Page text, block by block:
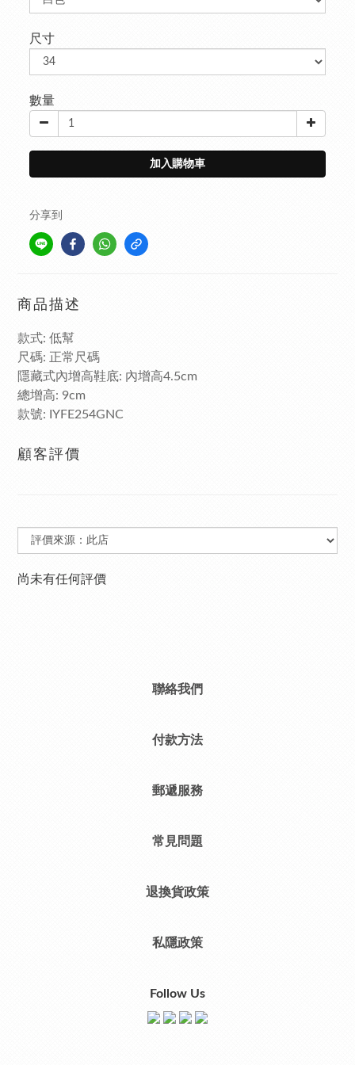
尺寸
數量
加入購物車
分享到
商品描述
款式: 低幫
尺碼: 正常尺碼
隱藏式內增高鞋底: 內增高4.5cm
總增高: 9cm
款號: IYFE254GNC
顧客評價
尚未有任何評價
聯絡我們
付款方法
郵遞服務
常見問題
退換貨政策
私隱政策
Follow Us